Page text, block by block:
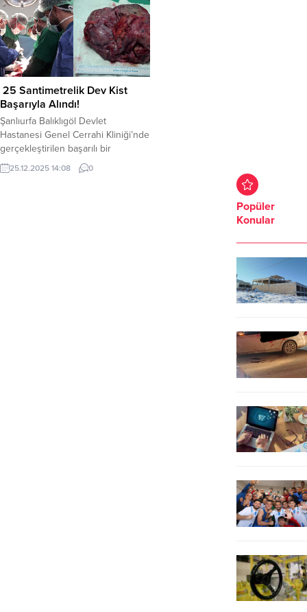
25 Santimetrelik Dev Kist
Başarıyla Alındı!
Şanlıurfa Balıklıgöl Devlet
Hastanesi Genel Cerrahi Kliniği’nde
gerçekleştirilen başarılı bir
operasyonla, karın boşluğunda
yaklaşık 25 santimetre çapında
25.12.2025 14:08 0
Popüler
Konular